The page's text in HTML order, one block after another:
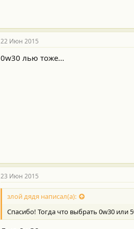
22 Июн 2015
0w30 лью тоже...
23 Июн 2015
злой дядя написал(а):
Спасибо! Тогда что выбрать 0w30 или